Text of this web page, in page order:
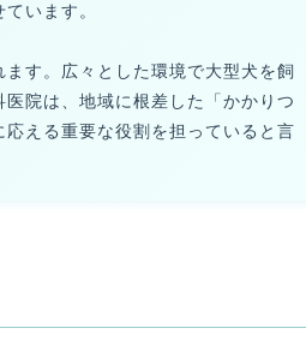
います。
す。広々とした環境で大型犬を飼
院は、地域に根差した「かかりつ
える重要な役割を担っていると言